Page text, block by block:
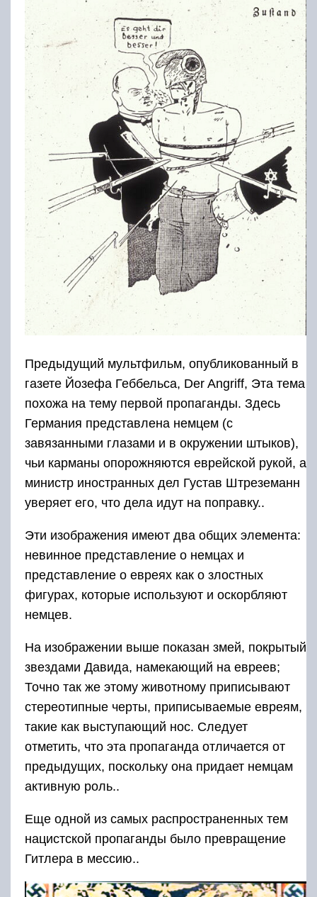
Предыдущий мультфильм, опубликованный в
газете Йозефа Геббельса, Der Angriff, Эта тема
похожа на тему первой пропаганды. Здесь
Германия представлена ​​немцем (с
завязанными глазами и в окружении штыков),
чьи карманы опорожняются еврейской рукой, а
министр иностранных дел Густав Штреземанн
уверяет его, что дела идут на поправку..
Эти изображения имеют два общих элемента:
невинное представление о немцах и
представление о евреях как о злостных
фигурах, которые используют и оскорбляют
немцев.
На изображении выше показан змей, покрытый
звездами Давида, намекающий на евреев;
Точно так же этому животному приписывают
стереотипные черты, приписываемые евреям,
такие как выступающий нос. Следует
отметить, что эта пропаганда отличается от
предыдущих, поскольку она придает немцам
активную роль..
Еще одной из самых распространенных тем
нацистской пропаганды было превращение
Гитлера в мессию..